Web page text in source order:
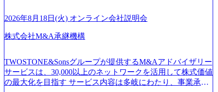
特長 ビジネスへの深い理解を持つコンサルタントが集うXs
pearと、最先端テクノロジーに深い知見を持つシンプレクス
社またはグループ会社との協力体制を築いている Xspear社
sion-production.appspot.com/public/images/20240925204111_caa9
4e4b-6aae-45a6-a0ce-b98154c816a2_1153x543.webp メンバー情
報 (https://www.xspear.co.jp/member/)一部抜粋 - 伊勢山 昇吾氏:
cb8-329e-4a45-a8f5-73d9728b2cd7_1200x486.webp https://storag
e.googleapis.com/our-vision-production.appspot.com/public/image
s/20260224131100_d8b3379f-6e64-4566-aea4-924f21977d35_120
0x460.webp https://storage.googleapis.com/our-vision-production.a
810e-138e27965ee8_1200x386.webp グローバル人財育成を目
的とした「語学研修」、効果的なプレゼンのポイントを掴
み実践に強くなるための「プレゼン研修」、自社キャリア
アドバイザーによる自身のキャリア構築をめざす「キャリ
2026年8月18日(火) オンライン会社説明会
株式会社M&A承継機構
TWOSTONE&Sonsグループが提供するM&Aアドバイザリー
サービスは、30,000以上のネットワークを活用して株式価値
の最大化を目指す サービス内容は多岐にわたり、事業承継